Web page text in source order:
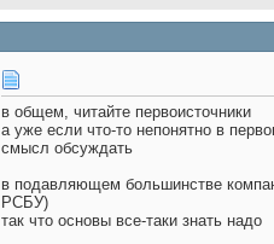
в общем, читайте первоисточники
а уже если что-то непонятно в
смысл обсуждать
в подавляющем большинстве
РСБУ)
так что основы все-таки знать надо